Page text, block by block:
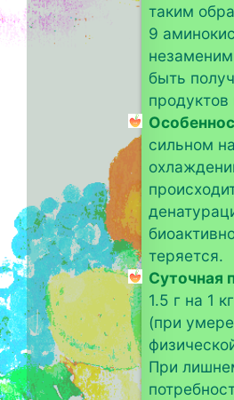
таким
9
быть
продуктов
сильном
теряется.
Суточная
1.5 г на 1
(при
При